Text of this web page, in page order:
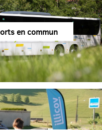
en commun